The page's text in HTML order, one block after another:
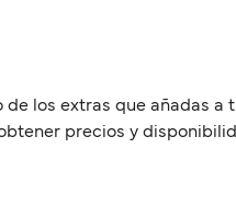
los extras que añadas a
precios y